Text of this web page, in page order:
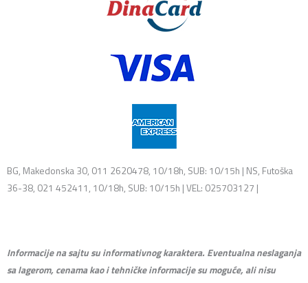
BG, Makedonska 30, 011 2620478, 10/18h, SUB: 10/15h | NS, Futoška
36-38, 021 452411, 10/18h, SUB: 10/15h | VEL: 025703127 |
Informacije na sajtu su informativnog karaktera. Eventualna neslaganja
sa lagerom, cenama kao i tehničke informacije su moguće, ali nisu